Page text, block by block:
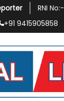
RNI No:-
+91 9415905858